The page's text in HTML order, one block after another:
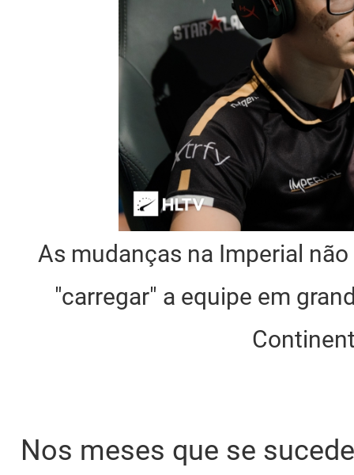
As mudanças na Imperial
"carregar" a equipe em
Nos meses que se